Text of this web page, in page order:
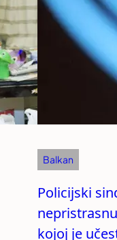
Balkan
Policijski
kojoj je